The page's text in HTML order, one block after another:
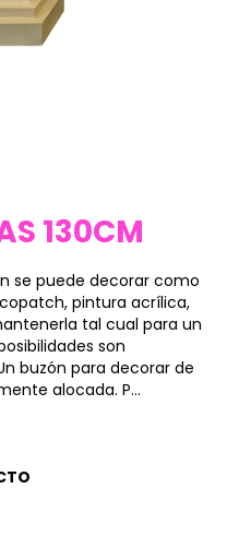
130CM
se puede decorar como
pintura acrílica,
tal cual para un
son
buzón para decorar de
alocada. P...